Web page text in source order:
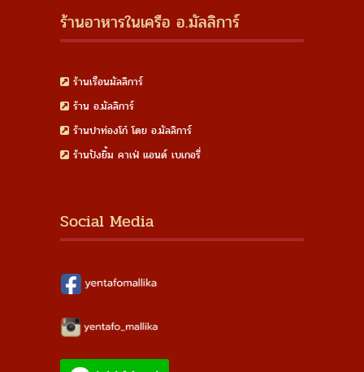
ร้านอาหารในเครือ อ.มัลลิการ์
ร้านเรือนมัลลิการ์
ร้าน อ.มัลลิการ์
ร้านปาท่องโก๋ โดย อ.มัลลิการ์
ร้านปังยิ้ม คาเฟ่ แอนด์ เบเกอรี่
Social Media